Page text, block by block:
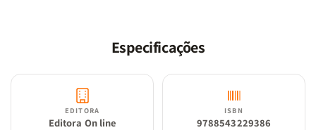
Especificações
EDITORA
Editora On line
ISBN
9788543229386